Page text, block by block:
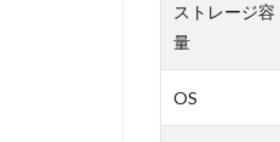
ストレージ容
量
OS